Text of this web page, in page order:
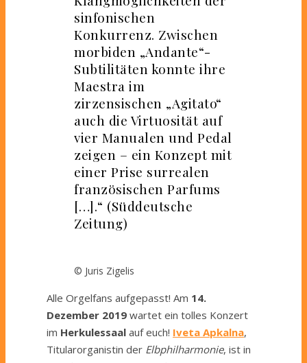
sinfonischen
Konkurrenz. Zwischen
morbiden „Andante“-
Subtilitäten konnte ihre
Maestra im
zirzensischen „Agitato“
auch die Virtuosität auf
vier Manualen und Pedal
zeigen – ein Konzept mit
einer Prise surrealen
französischen Parfums
[…].“ (Süddeutsche
Zeitung)
© Juris Zigelis
Alle Orgelfans aufgepasst! Am 14.
Dezember 2019 wartet ein tolles Konzert
im Herkulessaal auf euch! Iveta Apkalna,
Titularorganistin der Elbphilharmonie, ist in